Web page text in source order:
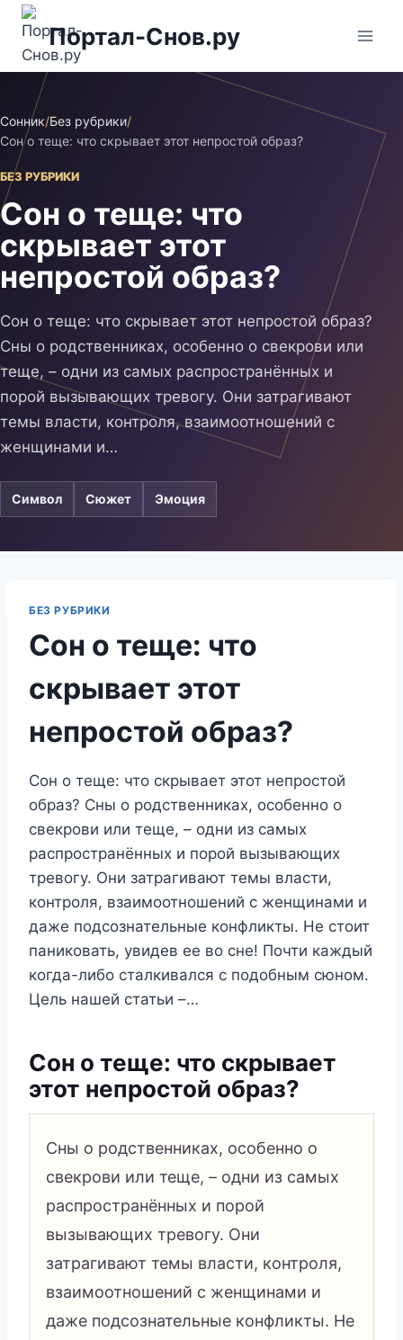
Перейти
содержимому
Портал-Снов.ру
Сонник/Без рубрики/
Сон о теще: что скрывает этот непростой образ?
БЕЗ РУБРИКИ
Сон о теще: что
скрывает этот
непростой образ?
Сон о теще: что скрывает этот непростой образ?
Сны о родственниках, особенно о свекрови или
теще, – одни из самых распространённых и
порой вызывающих тревогу. Они затрагивают
темы власти, контроля, взаимоотношений с
женщинами и…
Символ Сюжет Эмоция
БЕЗ РУБРИКИ
Сон о теще: что
скрывает этот
непростой образ?
Сон о теще: что скрывает этот непростой
образ? Сны о родственниках, особенно о
свекрови или теще, – одни из самых
распространённых и порой вызывающих
тревогу. Они затрагивают темы власти,
контроля, взаимоотношений с женщинами и
даже подсознательные конфликты. Не стоит
паниковать, увидев ее во сне! Почти каждый
когда-либо сталкивался с подобным сюном.
Цель нашей статьи –…
Сон о теще: что скрывает
этот непростой образ?
Сны о родственниках, особенно о
свекрови или теще, – одни из самых
распространённых и порой
вызывающих тревогу. Они
затрагивают темы власти, контроля,
взаимоотношений с женщинами и
даже подсознательные конфликты. Не